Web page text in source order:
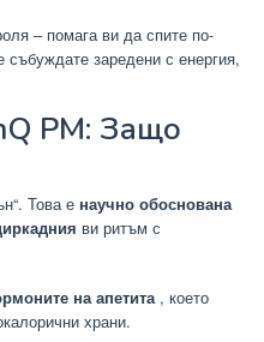
– помага ви да спите по-
заредени с енергия,
PM: Защо
Това е научно обоснована
ви ритъм с
на апетита, което
храни.